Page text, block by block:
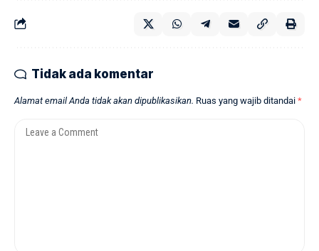
Tidak ada komentar
Alamat email Anda tidak akan dipublikasikan. Ruas yang wajib ditandai *